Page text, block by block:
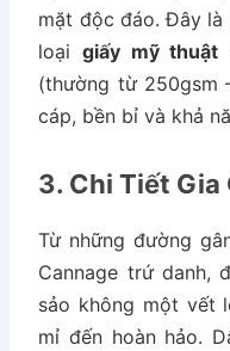
mặt độc đáo. Đây là
loạigiấy mỹ thuật
(thường từ 250gsm
cáp, bền bỉ và khả
3. Chi Tiết Gia
Từ những đường
Cannage trứ danh,
sảo không một vết
mỉ đến hoàn hảo.